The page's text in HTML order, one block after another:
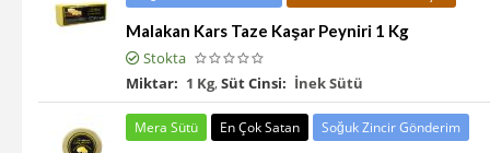
Malakan Kars Taze Kaşar Peyniri 1 Kg
Stokta
Miktar: 1 Kg,Süt Cinsi: İnek Sütü
Mera Sütü En Çok Satan Soğuk Zincir Gönderim